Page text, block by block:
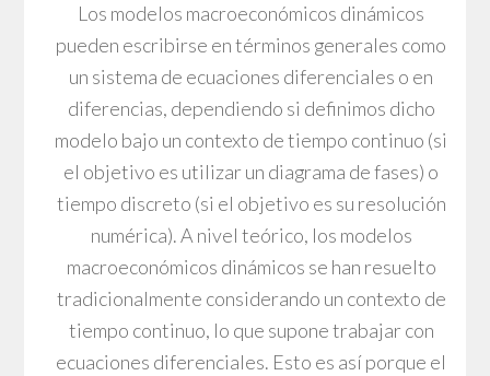
Los modelos macroeconómicos dinámicos
pueden escribirse en términos generales como
un sistema de ecuaciones diferenciales o en
diferencias, dependiendo si definimos dicho
modelo bajo un contexto de tiempo continuo (si
el objetivo es utilizar un diagrama de fases) o
tiempo discreto (si el objetivo es su resolución
numérica). A nivel teórico, los modelos
macroeconómicos dinámicos se han resuelto
tradicionalmente considerando un contexto de
tiempo continuo, lo que supone trabajar con
ecuaciones diferenciales. Esto es así porque el